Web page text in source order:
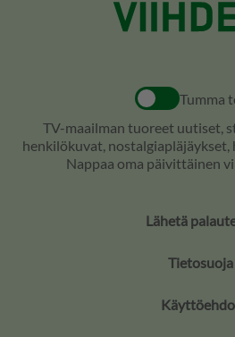
Tumma
TV-maailman tuoreet uutiset,
henkilökuvat,
Nappaa oma päivittäinen
Lähetä
Tietosuoja